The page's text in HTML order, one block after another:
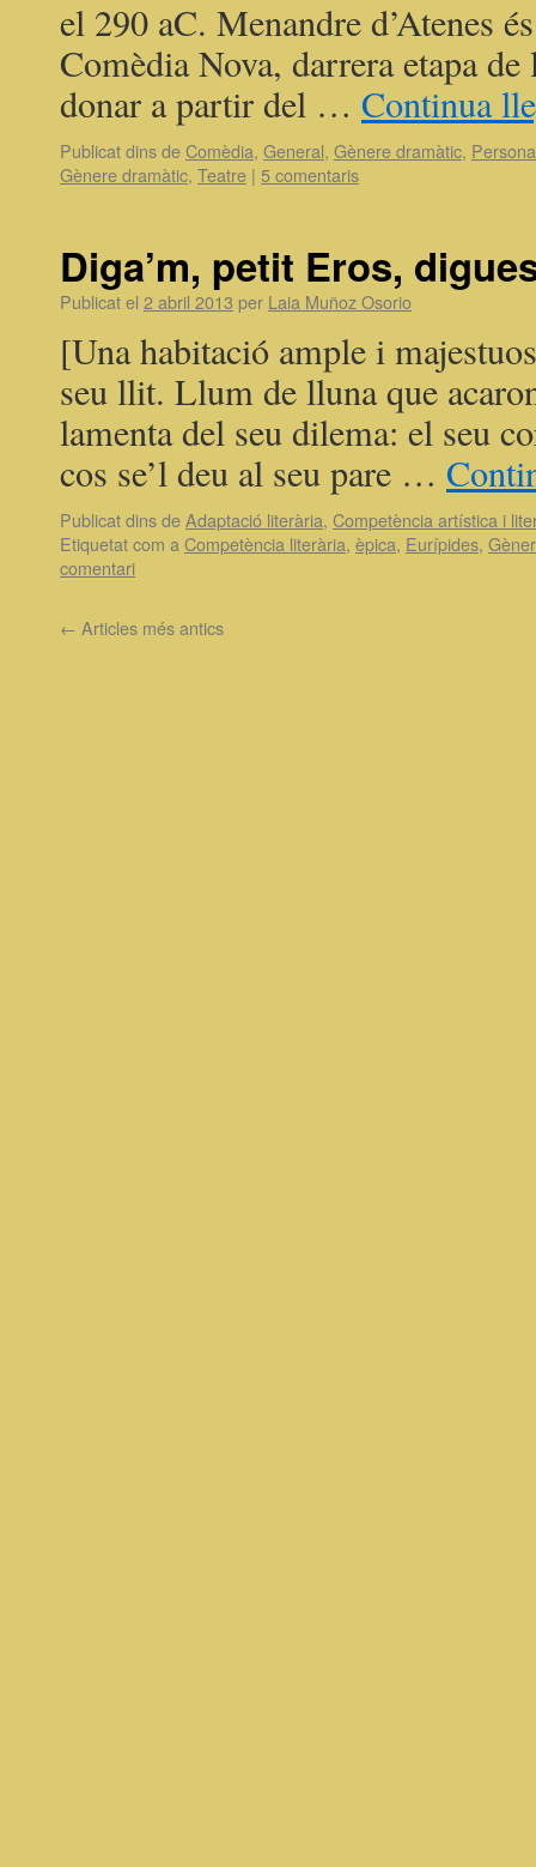
el 290 aC. Menandre d’Atenes
Comèdia Nova, darrera etapa
donar a partir del … Continua
Publicat dins deComèdia, General, Gènere dramàtic,
Gènere dramàtic, Teatre | 5 comentaris
Diga’m, petit Eros,
Publicat el 2 abril 2013 per Laia Muñoz Osorio
[Una habitació ample i
seu llit. Llum de lluna que
lamenta del seu dilema: el seu
cos se’l deu al seu pare …
Publicat dins deAdaptació literària, Competència artística i
Etiquetat com a Competència literària, èpica, Eurípides,
comentari
← Articles més antics